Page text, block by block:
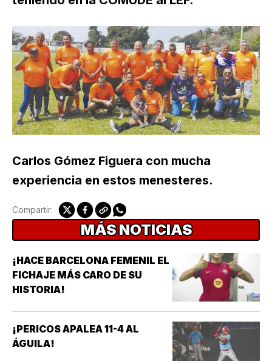
Carlos Gómez Figuera con mucha
experiencia en estos menesteres.
Compartir:
MÁS NOTICIAS
¡HACE BARCELONA FEMENIL EL
FICHAJE MÁS CARO DE SU
HISTORIA!
¡PERICOS APALEA 11-4 AL
ÁGUILA!